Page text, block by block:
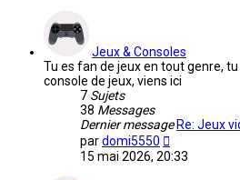
Jeux & Consoles
Tu es fan de jeux en tout genre,
console de jeux, viens ici
7 Sujets
38 Messages
Dernier message Re: Jeux
pardomi5550
le
15 mai 2026, 20:33